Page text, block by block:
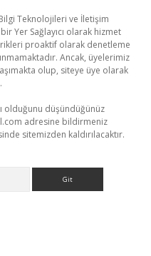
Teknolojileri ve İletişim
Yer Sağlayıcı olarak hizmet
proaktif olarak denetleme
Ancak, üyelerimiz
olup, siteye üye olarak
olduğunu düşündüğünüz
adresine bildirmeniz
sitemizden kaldırılacaktır.